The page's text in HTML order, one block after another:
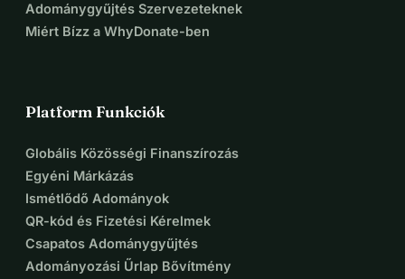
Adománygyűjtés Szervezeteknek
Miért Bízz a WhyDonate-ben
Platform Funkciók
Globális Közösségi Finanszírozás
Egyéni Márkázás
Ismétlődő Adományok
QR-kód és Fizetési Kérelmek
Csapatos Adománygyűjtés
Adományozási Űrlap Bővítmény